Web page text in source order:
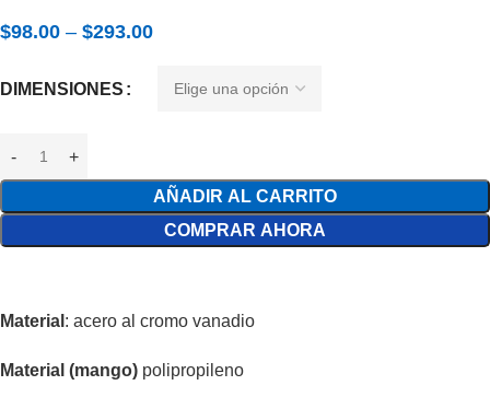
$98.00 – $293.00
DIMENSIONES
AÑADIR AL CARRITO
COMPRAR AHORA
Material : acero al cromo vanadio
Material (mango) polipropileno